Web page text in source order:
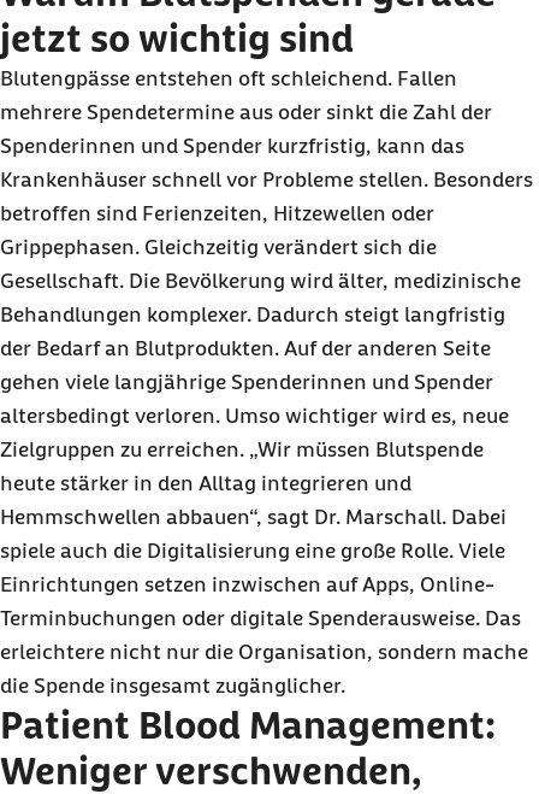
jetzt so wichtig sind
Blutengpässe entstehen oft schleichend. Fallen
mehrere Spendetermine aus oder sinkt die Zahl der
Spenderinnen und Spender kurzfristig, kann das
Krankenhäuser schnell vor Probleme stellen. Besonders
betroffen sind Ferienzeiten, Hitzewellen oder
Grippephasen. Gleichzeitig verändert sich die
Gesellschaft. Die Bevölkerung wird älter, medizinische
Behandlungen komplexer. Dadurch steigt langfristig
der Bedarf an Blutprodukten. Auf der anderen Seite
gehen viele langjährige Spenderinnen und Spender
altersbedingt verloren. Umso wichtiger wird es, neue
Zielgruppen zu erreichen. „Wir müssen Blutspende
heute stärker in den Alltag integrieren und
Hemmschwellen abbauen“, sagt Dr. Marschall. Dabei
spiele auch die Digitalisierung eine große Rolle. Viele
Einrichtungen setzen inzwischen auf Apps, Online-
Terminbuchungen oder digitale Spenderausweise. Das
erleichtere nicht nur die Organisation, sondern mache
die Spende insgesamt zugänglicher.
Patient Blood Management:
Weniger verschwenden,